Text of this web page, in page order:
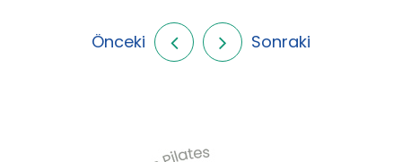
Önceki Sonraki